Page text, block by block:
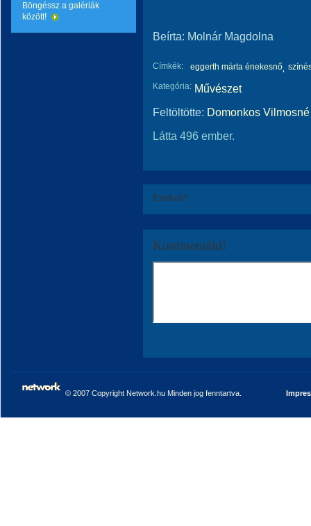
Böngéssz a galériák
között!
Beírta: Molnár Magdolna
Címkék: eggerth márta énekesnő
Kategória: Művészet
Feltöltötte: Domonkos
Látta 496 ember.
Értékeld!
Kommentáld!
© 2007 Copyright Network.hu Minden jog fenntartva.